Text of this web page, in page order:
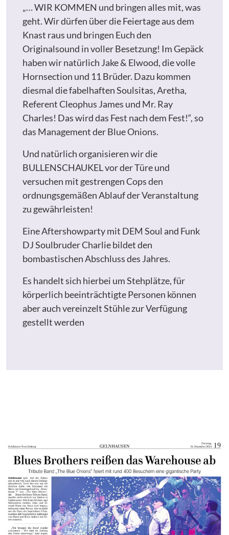
„… WIR KOMMEN und bringen alles mit, was
geht. Wir dürfen über die Feiertage aus dem
Knast raus und bringen Euch den
Originalsound in voller Besetzung! Im Gepäck
haben wir natürlich Jake & Elwood, die volle
Hornsection und 11 Brüder. Dazu kommen
diesmal die fabelhaften Soulsitas, Aretha,
Referent Cleophus James und Mr. Ray
Charles! Das wird das Fest nach dem Fest!“, so
das Management der Blue Onions.
Und natürlich organisieren wir die
BULLENSCHAUKEL vor der Türe und
versuchen mit gestrengen Cops den
ordnungsgemäßen Ablauf der Veranstaltung
zu gewährleisten!
Eine Aftershowparty mit DEM Soul and Funk
DJ Soulbruder Charlie bildet den
bombastischen Abschluss des Jahres.
Es handelt sich hierbei um Stehplätze, für
körperlich beeinträchtigte Personen können
aber auch vereinzelt Stühle zur Verfügung
gestellt werden